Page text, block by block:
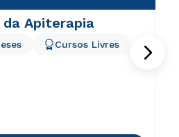
da Apiterapia
Cursos Livres